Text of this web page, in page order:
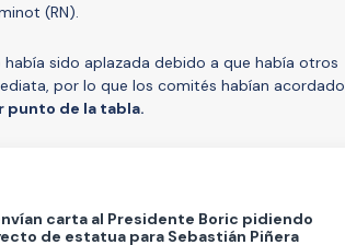
(RN).
sido aplazada debido a que había otros
por lo que los comités habían acordado
punto de la tabla.
carta al Presidente Boric pidiendo
de estatua para Sebastián Piñera